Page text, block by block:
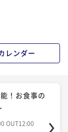
レンダー
！お食事の
OUT12:00